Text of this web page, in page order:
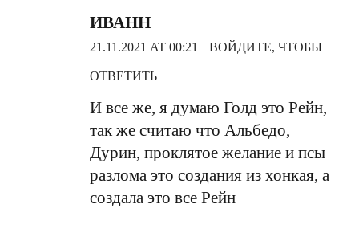
ИВАНН
21.11.2021 AT 00:21 ВОЙДИТЕ, ЧТОБЫ
ОТВЕТИТЬ
И все же, я думаю Голд это Рейн,
так же считаю что Альбедо,
Дурин, проклятое желание и псы
разлома это создания из хонкая, а
создала это все Рейн